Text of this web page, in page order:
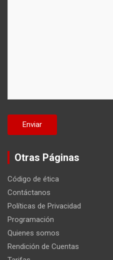
Otras Páginas
Código de ética
Contáctanos
Políticas de Privacidad
Programación
Quienes somos
Rendición de Cuentas